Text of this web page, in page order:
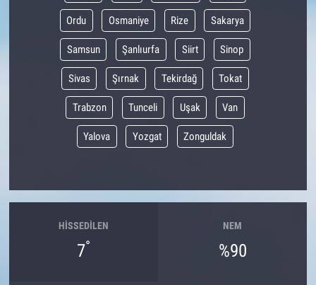
Ordu Osmaniye Rize Sakarya
Samsun Şanlıurfa Siirt Sinop
Sivas Şırnak Tekirdağ Tokat
Trabzon Tunceli Uşak Van
Yalova Yozgat Zonguldak
HISSEDILEN
7°
NEM
%90